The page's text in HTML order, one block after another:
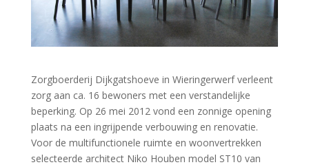
Zorgboerderij Dijkgatshoeve in Wieringerwerf verleent
zorg aan ca. 16 bewoners met een verstandelijke
beperking. Op 26 mei 2012 vond een zonnige opening
plaats na een ingrijpende verbouwing en renovatie.
Voor de multifunctionele ruimte en woonvertrekken
selecteerde architect Niko Houben model ST10 van